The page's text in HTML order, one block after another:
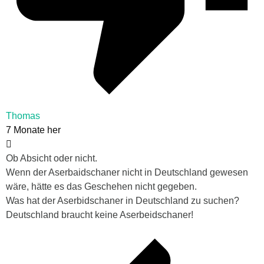
Thomas
7 Monate her
Ob Absicht oder nicht.
Wenn der Aserbaidschaner nicht in Deutschland gewesen
wäre, hätte es das Geschehen nicht gegeben.
Was hat der Aserbidschaner in Deutschland zu suchen?
Deutschland braucht keine Aserbeidschaner!